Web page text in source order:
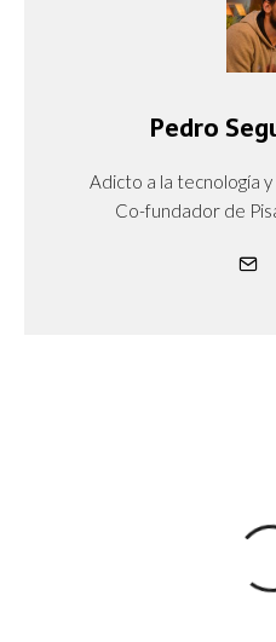
Pedro
Adicto a la tecnología
Co-fundador de